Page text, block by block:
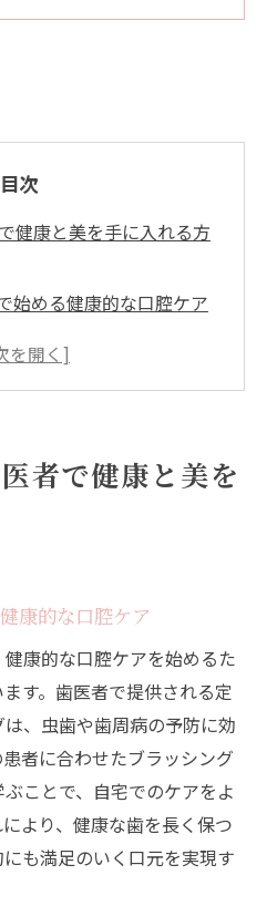
目次
健康と美を手に入れる方
始める健康的な口腔ケア
審美歯科の最前線
ばれる歯医者の特徴
見る審美と健康のバラン
な美しさの基準
ナチュラルな審美治療
で実現するナチュラルス
き出すための歯医者の役
中野でのホワイトニング
者で健康と美を
康的な口腔ケア
康的な口腔ケアを始めるた
す。歯医者で提供される定
、虫歯や歯周病の予防に効
者に合わせたブラッシング
ことで、自宅でのケアをよ
より、健康な歯を長く保つ
も満足のいく口元を実現す